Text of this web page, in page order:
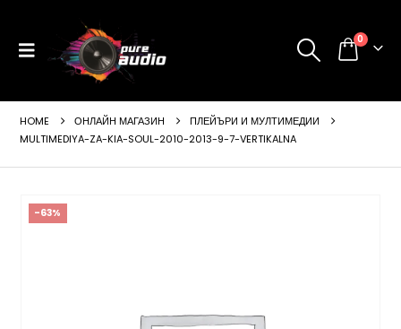
0
HOME ОНЛАЙН МАГАЗИН
ПЛЕЙЪРИ И МУЛТИМЕДИИ
MULTIMEDIYA-ZA-KIA-SOUL-2010-2013-9-7-VERTIKALNA
-63%